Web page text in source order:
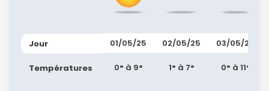
Jour
Températures
01/05/25
0° à 9°
02/05/25
1° à 7°
03/05/25
0° à 11°